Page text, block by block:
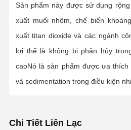
Sản phẩm này được sử dụng
xuất muối nhôm, chế biến
xuất titan dioxide và các ngành
lợi thế là không bị phân hủy
caoNó là sản phẩm được ưa thích
và sedimentation trong điều kiện
Chi Tiết Liên Lạc